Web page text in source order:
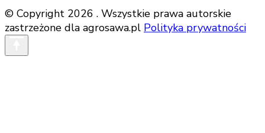
© Copyright 2026 . Wszystkie prawa autorskie
zastrzeżone dla agrosawa.pl Polityka prywatności